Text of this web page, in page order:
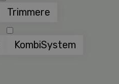
Trimmere
KombiSystem